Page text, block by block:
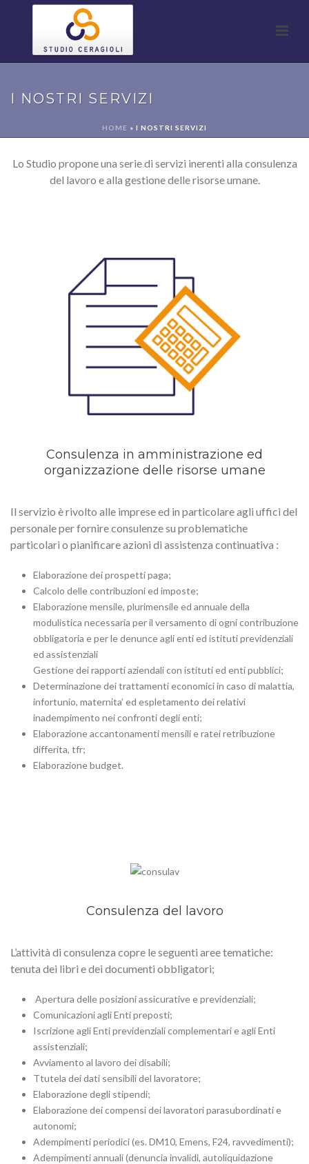
I NOSTRI SERVIZI
HOME » I NOSTRI SERVIZI
Lo Studio propone una serie di servizi inerenti alla consulenza
del lavoro e alla gestione delle risorse umane.
Consulenza in amministrazione ed
organizzazione delle risorse umane
Il servizio è rivolto alle imprese ed in particolare agli uffici del
personale per fornire consulenze su problematiche
particolari o pianificare azioni di assistenza continuativa :
Elaborazione dei prospetti paga;
Calcolo delle contribuzioni ed imposte;
Elaborazione mensile, plurimensile ed annuale della
modulistica necessaria per il versamento di ogni contribuzione
obbligatoria e per le denunce agli enti ed istituti previdenziali
ed assistenziali
Gestione dei rapporti aziendali con istituti ed enti pubblici;
Determinazione dei trattamenti economici in caso di malattia,
infortunio, maternita’ ed espletamento dei relativi
inadempimento nei confronti degli enti;
Elaborazione accantonamenti mensili e ratei retribuzione
differita, tfr;
Elaborazione budget.
Consulenza del lavoro
L’attività di consulenza copre le seguenti aree tematiche:
tenuta dei libri e dei documenti obbligatori;
Apertura delle posizioni assicurative e previdenziali;
Comunicazioni agli Enti preposti;
Iscrizione agli Enti previdenziali complementari e agli Enti
assistenziali;
Avviamento al lavoro dei disabili;
Ttutela dei dati sensibili del lavoratore;
Elaborazione degli stipendi;
Elaborazione dei compensi dei lavoratori parasubordinati e
autonomi;
Adempimenti periodici (es. DM10, Emens, F24, ravvedimenti);
Adempimenti annuali (denuncia invalidi, autoliquidazione